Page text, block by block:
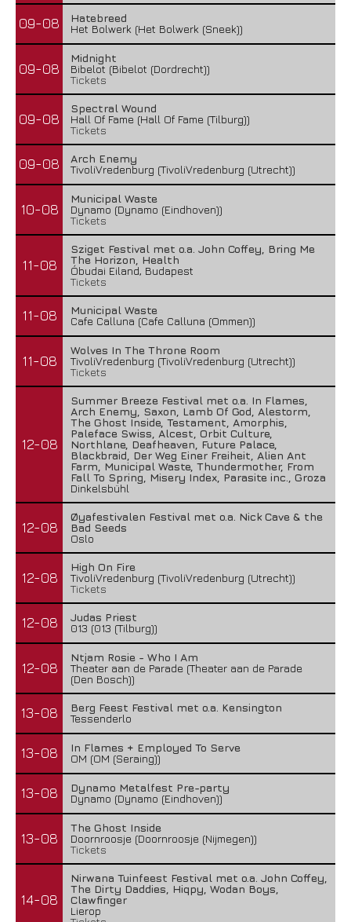
09-08
Hatebreed
Het Bolwerk (Het Bolwerk (Sneek))
09-08
Midnight
Bibelot (Bibelot (Dordrecht))
Tickets
09-08
Spectral Wound
Hall Of Fame (Hall Of Fame (Tilburg))
Tickets
09-08
Arch Enemy
TivoliVredenburg (TivoliVredenburg (Utrecht))
10-08
Municipal Waste
Dynamo (Dynamo (Eindhoven))
Tickets
11-08
Sziget Festival met o.a. John Coffey, Bring Me
The Horizon, Health
Óbudai Eiland, Budapest
Tickets
11-08
Municipal Waste
Cafe Calluna (Cafe Calluna (Ommen))
11-08
Wolves In The Throne Room
TivoliVredenburg (TivoliVredenburg (Utrecht))
Tickets
12-08
Summer Breeze Festival met o.a. In Flames,
Arch Enemy, Saxon, Lamb Of God, Alestorm,
The Ghost Inside, Testament, Amorphis,
Paleface Swiss, Alcest, Orbit Culture,
Northlane, Deafheaven, Future Palace,
Blackbraid, Der Weg Einer Freiheit, Alien Ant
Farm, Municipal Waste, Thundermother, From
Fall To Spring, Misery Index, Parasite inc., Groza
Dinkelsbühl
12-08
Øyafestivalen Festival met o.a. Nick Cave & the
Bad Seeds
Oslo
12-08
High On Fire
TivoliVredenburg (TivoliVredenburg (Utrecht))
Tickets
12-08
Judas Priest
013 (013 (Tilburg))
12-08
Ntjam Rosie - Who I Am
Theater aan de Parade (Theater aan de Parade
(Den Bosch))
13-08
Berg Feest Festival met o.a. Kensington
Tessenderlo
13-08
In Flames + Employed To Serve
OM (OM (Seraing))
13-08
Dynamo Metalfest Pre-party
Dynamo (Dynamo (Eindhoven))
13-08
The Ghost Inside
Doornroosje (Doornroosje (Nijmegen))
Tickets
14-08
Nirwana Tuinfeest Festival met o.a. John Coffey,
The Dirty Daddies, Hiqpy, Wodan Boys,
Clawfinger
Lierop